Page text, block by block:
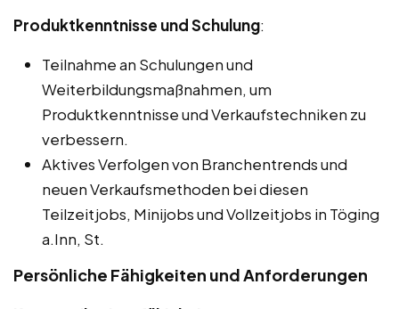
Produktkenntnisse und Schulung:
Teilnahme an Schulungen und
Weiterbildungsmaßnahmen, um
Produktkenntnisse und Verkaufstechniken zu
verbessern.
Aktives Verfolgen von Branchentrends und
neuen Verkaufsmethoden bei diesen
Teilzeitjobs, Minijobs und Vollzeitjobs in Töging
a.Inn, St.
Persönliche Fähigkeiten und Anforderungen